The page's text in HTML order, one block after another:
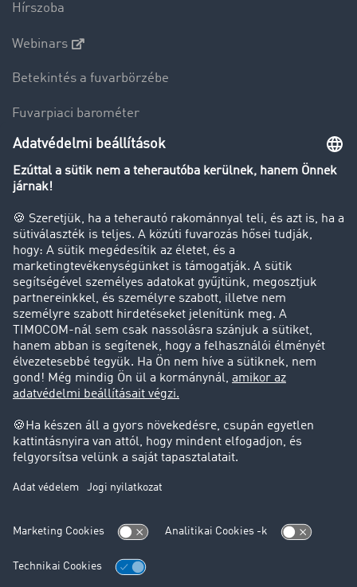
Hírszoba
Webinars
Betekintés a fuvarbörzébe
Fuvarpiaci barométer
Transzportlexikon
Tehergépkocsi-forgalomkorlátozás
Cég
Sikertörténetek
Ügyfél hoz ügyfelet
Jogi információk
Impresszum
Adatvédelem
süti-beállítások
Támogatás